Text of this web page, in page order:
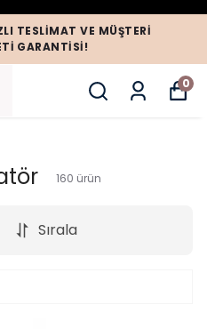
TESLIMAT VE MÜŞTERI
GARANTISI!
0
160 ürün
Sırala